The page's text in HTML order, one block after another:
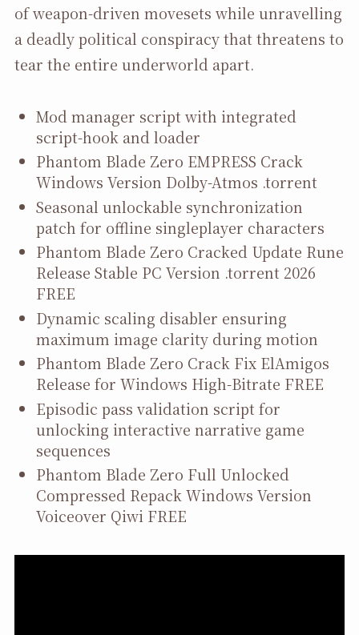
of weapon-driven movesets while unravelling
a deadly political conspiracy that threatens to
tear the entire underworld apart.
Mod manager script with integrated
script-hook and loader
Phantom Blade Zero EMPRESS Crack
Windows Version Dolby-Atmos .torrent
Seasonal unlockable synchronization
patch for offline singleplayer characters
Phantom Blade Zero Cracked Update Rune
Release Stable PC Version .torrent 2026
FREE
Dynamic scaling disabler ensuring
maximum image clarity during motion
Phantom Blade Zero Crack Fix ElAmigos
Release for Windows High-Bitrate FREE
Episodic pass validation script for
unlocking interactive narrative game
sequences
Phantom Blade Zero Full Unlocked
Compressed Repack Windows Version
Voiceover Qiwi FREE